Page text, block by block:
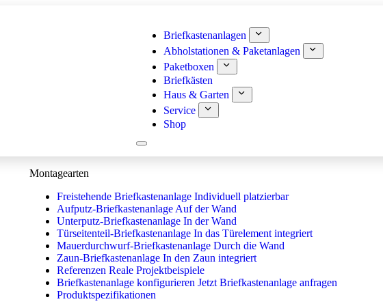
Briefkastenanlagen
Abholstationen & Paketanlagen
Paketboxen
Briefkästen
Haus & Garten
Service
Shop
Montagearten
Freistehende Briefkastenanlage Individuell platzierbar
Aufputz-Briefkastenanlage Auf der Wand
Unterputz-Briefkastenanlage In der Wand
Türseitenteil-Briefkastenanlage In das Türelement integriert
Mauerdurchwurf-Briefkastenanlage Durch die Wand
Zaun-Briefkastenanlage In den Zaun integriert
Referenzen Reale Projektbeispiele
Briefkastenanlage konfigurieren Jetzt Briefkastenanlage anfragen
Produktspezifikationen